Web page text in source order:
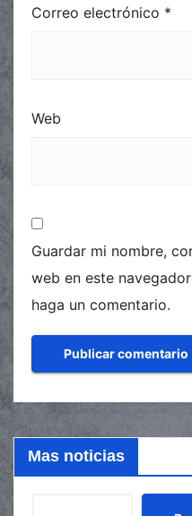
Correo electrónico *
Web
Guardar mi nombre,
web en este
haga un comentario.
Mas noticias